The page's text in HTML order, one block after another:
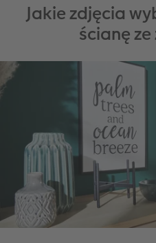
Jakie zdjęcia
ścianę